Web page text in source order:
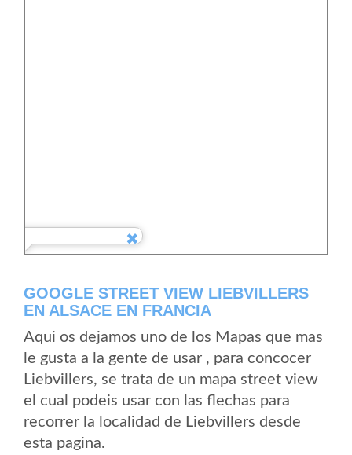
GOOGLE STREET VIEW LIEBVILLERS
EN ALSACE EN FRANCIA
Aqui os dejamos uno de los Mapas que mas
le gusta a la gente de usar , para concocer
Liebvillers, se trata de un mapa street view
el cual podeis usar con las flechas para
recorrer la localidad de Liebvillers desde
esta pagina.